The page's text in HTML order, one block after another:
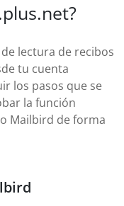
lectura de recibos
tu cuenta
los pasos que se
la función
Mailbird de forma